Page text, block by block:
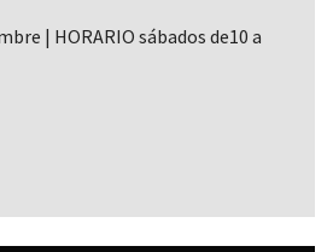
| HORARIO sábados de10 a